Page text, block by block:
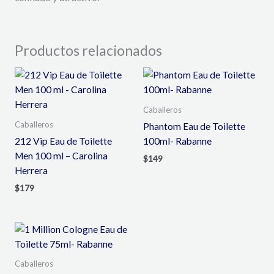
Productos relacionados
Caballeros
212 Vip Eau de Toilette
Men 100 ml – Carolina
Herrera
$179
Caballeros
Phantom Eau de Toilette
100ml- Rabanne
$149
Caballeros